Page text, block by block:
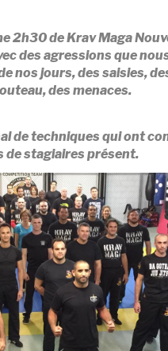
2h30 de Krav Maga
des agressions que
nos jours, des saisies,
des menaces.
de techniques qui ont
de stagiaires présent.